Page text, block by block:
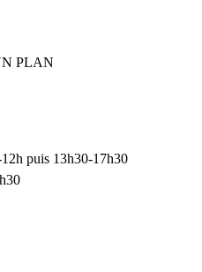
PLAN
puis 13h30-17h30